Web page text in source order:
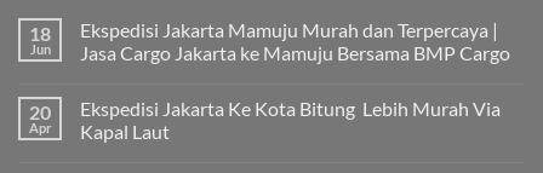
18
Jun
Ekspedisi Jakarta Mamuju Murah dan Terpercaya |
Jasa Cargo Jakarta ke Mamuju Bersama BMP Cargo
komentar
pada
Ekspedisi
20
Apr
Ekspedisi Jakarta Ke Kota Bitung Lebih Murah Via
Kapal Laut